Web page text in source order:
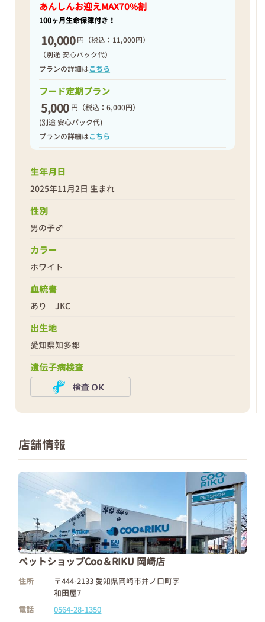
あんしんお迎えMAX70%割
100ヶ月生命保障付き！
10,000 円 （税込：11,000円）
（別途 安心パック代）
プランの詳細はこちら
フード定期プラン
5,000 円 （税込：6,000円）
(別途 安心パック代)
プランの詳細はこちら
生年月日
2025年11月2日 生まれ
性別
男の子♂
カラー
ホワイト
血統書
あり JKC
出生地
愛知県知多郡
遺伝子病検査
店舗情報
ペットショップCoo＆RIKU 岡崎店
住所
〒444-2133 愛知県岡崎市井ノ口町字
和田屋7
電話
0564-28-1350